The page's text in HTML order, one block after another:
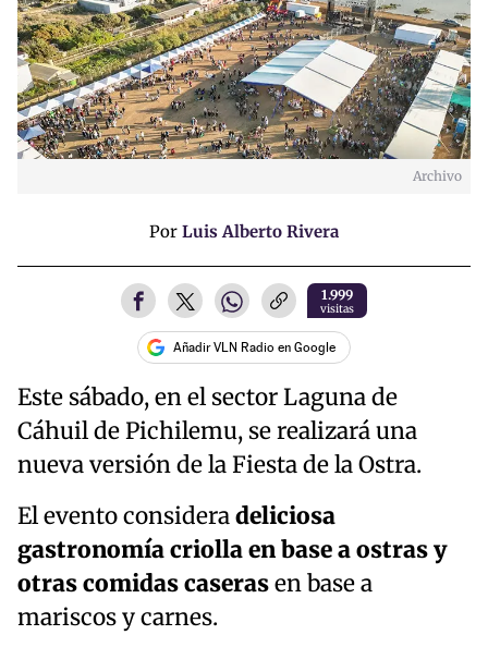
Archivo
Por Luis Alberto Rivera
1.999
visitas
Añadir VLN Radio en Google
Este sábado, en el sector Laguna de
Cáhuil de Pichilemu, se realizará una
nueva versión de la Fiesta de la Ostra.
El evento consideradeliciosa
gastronomía criolla en base a ostras y
otras comidas caserasen base a
mariscos y carnes.